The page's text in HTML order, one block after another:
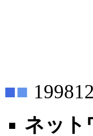
■■
ネット